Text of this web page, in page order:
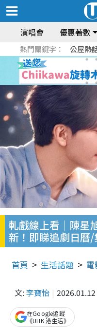
演唱會 優惠著數
熱門關鍵字： 公屋熱
軋戲線上看｜陳星
新！即睇追劇日曆
首頁 生活話題
文: 李寶怡 2026.01.12
在Google追蹤
《UHK 港生活》